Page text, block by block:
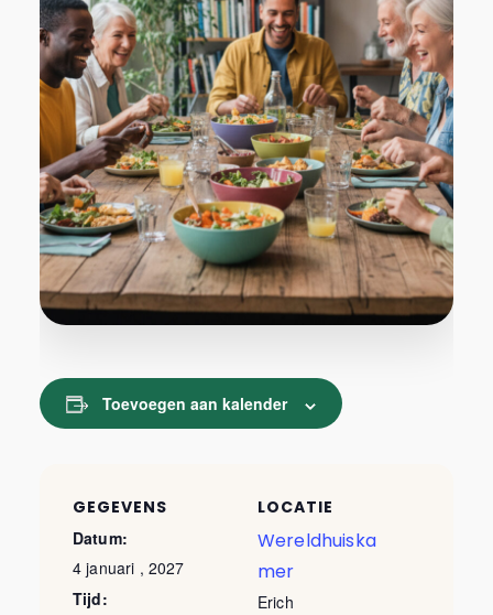
Toevoegen aan kalender
GEGEVENS
Datum:
4 januari , 2027
Tijd:
LOCATIE
Wereldhuiska
mer
Erich